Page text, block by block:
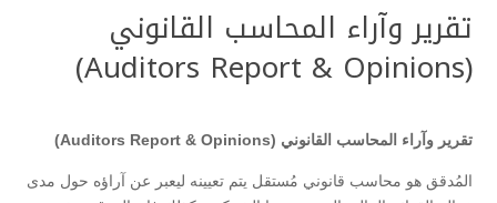
تقرير وآراء المحاسب القانوني
(Auditors Report & Opinions)
تقرير وآراء المحاسب القانوني (Auditors Report & Opinions)
المُدقق هو محاسب قانوني مُستقل يتم تعيينه ليعبر عن آراؤه حول مدى